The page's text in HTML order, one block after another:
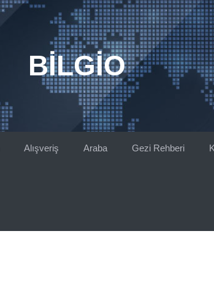
BILGIO
Alışveriş Araba Gezi Rehberi